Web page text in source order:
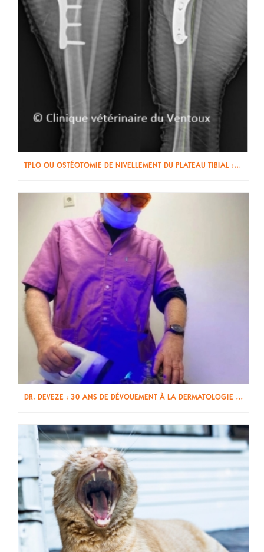
TPLO OU OSTÉOTOMIE DE NIVELLEMENT DU PLATEAU TIBIAL : UNE PRISE EN CHARGE DE LA RUPTURE DU LIGAMENT CROISÉ ANTÉRIEUR DU GENOU
DR. DEVEZE : 30 ANS DE DÉVOUEMENT À LA DERMATOLOGIE VÉTÉRINAIRE À AIX-EN-PROVENCE ET SA RÉGION